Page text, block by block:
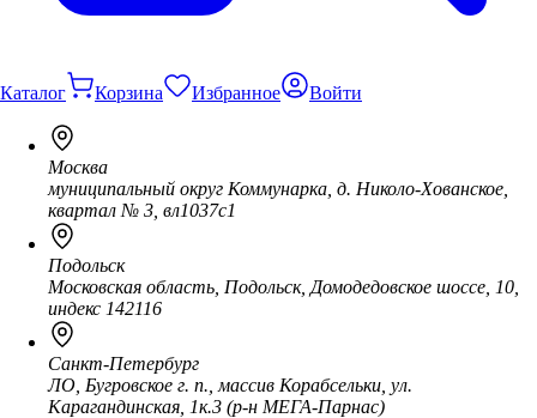
Каталог Корзина Избранное Войти
Москва
муниципальный округ Коммунарка, д. Николо-Хованское,
квартал № 3, вл1037с1
Подольск
Московская область, Подольск, Домодедовское шоссе, 10,
индекс 142116
Санкт-Петербург
ЛО, Бугровское г. п., массив Корабсельки, ул.
Карагандинская, 1к.3 (р-н МЕГА-Парнас)